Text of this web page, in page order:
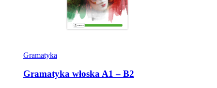
Gramatyka
Gramatyka włoska A1 – B2